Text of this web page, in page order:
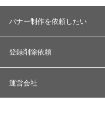
バナー制作を依頼したい
登録削除依頼
運営会社